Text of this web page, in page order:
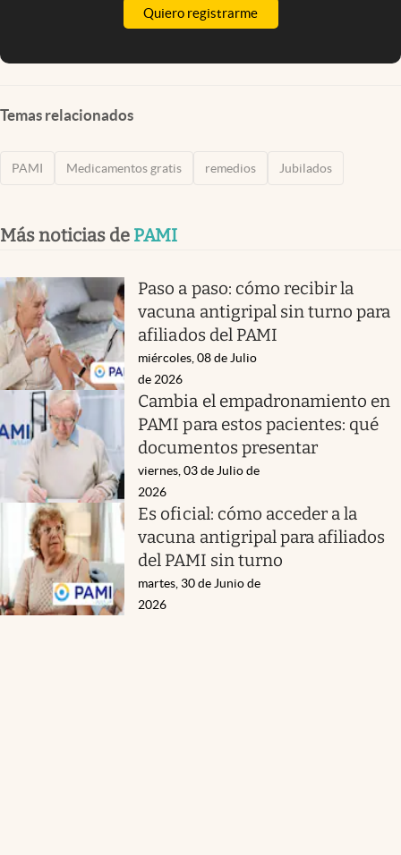
Quiero registrarme
Temas relacionados
PAMI Medicamentos gratis remedios Jubilados
Más noticias de PAMI
Paso a paso: cómo recibir la
vacuna antigripal sin turno para
afiliados del PAMI
miércoles, 08 de Julio
de 2026
Cambia el empadronamiento en
PAMI para estos pacientes: qué
documentos presentar
viernes, 03 de Julio de
2026
Es oficial: cómo acceder a la
vacuna antigripal para afiliados
del PAMI sin turno
martes, 30 de Junio de
2026